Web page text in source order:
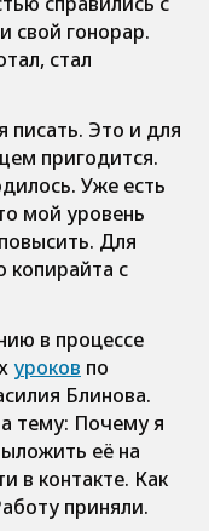
свой гонорар.
стал
писать. Это и для
пригодится.
Уже есть
мой уровень
Для
копирайта с
в процессе
уроков по
Блинова.
тему: Почему я
её на
в контакте. Как
приняли.